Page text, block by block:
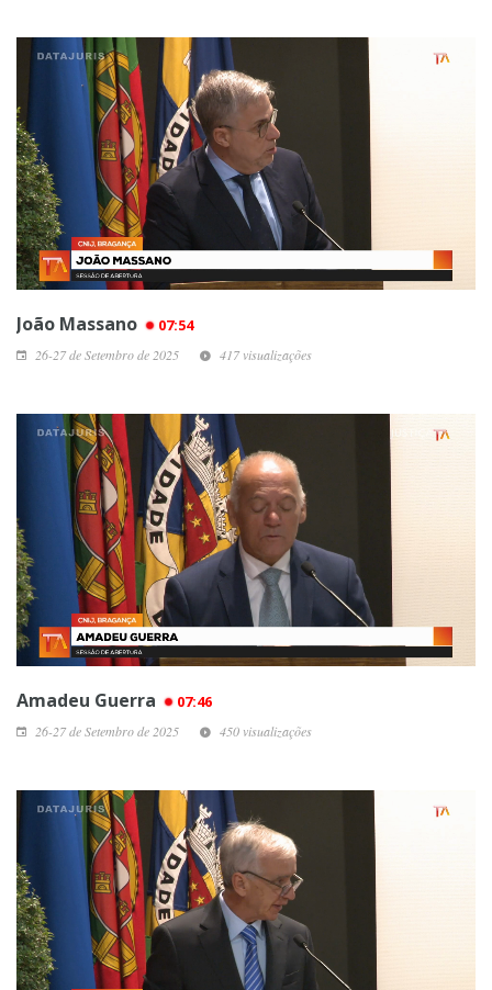
João Massano 07:54
26-27 de Setembro de 2025 417 visualizações
Amadeu Guerra 07:46
26-27 de Setembro de 2025 450 visualizações